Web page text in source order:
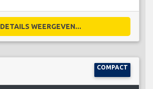
DETAILS WEERGEVEN...
COMPACT